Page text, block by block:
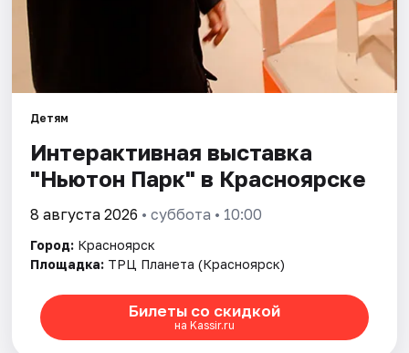
Детям
Интерактивная выставка
"Ньютон Парк" в Красноярске
8 августа 2026 • суббота • 10:00
Город: Красноярск
Площадка: ТРЦ Планета (Красноярск)
Билеты со скидкой
на Kassir.ru